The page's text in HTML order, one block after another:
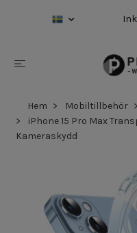
Hem Mobiltillbehör
iPhone 15 Pro Max
Kameraskydd